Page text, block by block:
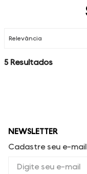
Relevância
5
NEWSLETTER
Cadastre seu e-